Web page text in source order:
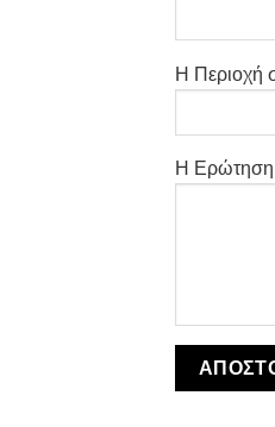
Η Περιοχή
Η Ερώτηση